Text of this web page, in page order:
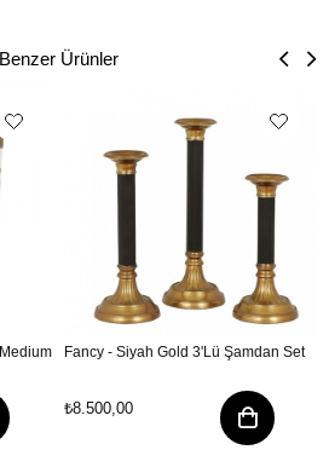
Benzer Ürünler
Fancy - Siyah Gold 3'Lü Şamdan Set
₺8.500,00